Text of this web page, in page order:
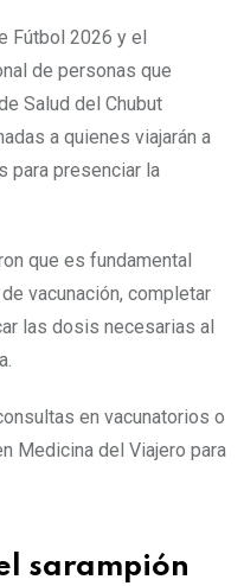
Fútbol 2026 y el
de personas que
Salud del Chubut
a quienes viajarán a
para presenciar la
que es fundamental
vacunación, completar
las dosis necesarias al
en vacunatorios o
Medicina del Viajero para
sarampión